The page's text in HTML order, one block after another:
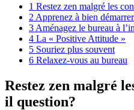
1 Restez zen malgré les
2 Apprenez à bien
3 Aménagez le bureau à
4 La « Positive Attitude »
5 Souriez plus souvent
6 Relaxez-vous au bureau
Restez zen malgré
il question?